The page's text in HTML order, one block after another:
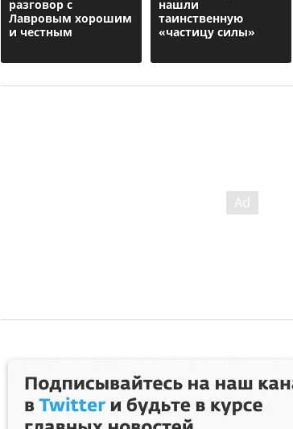
разговор с
Лавровым хорошим
и честным
нашли
таинственную
«частицу силы»